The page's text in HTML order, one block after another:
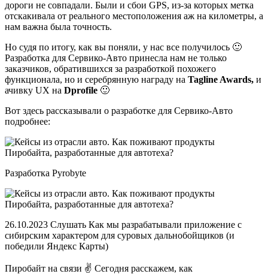
дороги не совпадали. Были и сбои GPS, из-за которых метка
отскакивала от реального местоположения аж на километры, а
нам важна была точность.
Но судя по итогу, как вы поняли, у нас все получилось 🙂
Разработка для Сервико-Авто принесла нам не только
заказчиков, обратившихся за разработкой похожего
функционала, но и серебрянную награду на Tagline Awards, и
ачивку UX на Dprofile 🙂
Вот здесь рассказывали о разработке для Сервико-Авто
подробнее:
Разработка Pyrobyte
26.10.2023 Слушать Как мы разрабатывали приложение с
сибирским характером для суровых дальнобойщиков (и
победили Яндекс Карты)
Пиробайт на связи ✌ Сегодня расскажем, как